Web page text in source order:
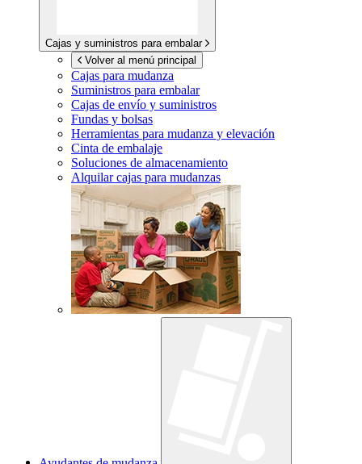
Cajas y suministros para embalar
Volver al menú principal
Cajas para mudanza
Suministros para embalar
Cajas de envío y suministros
Fundas y bolsas
Herramientas para mudanza y elevación
Cinta de embalaje
Soluciones de almacenamiento
Alquilar cajas para mudanzas